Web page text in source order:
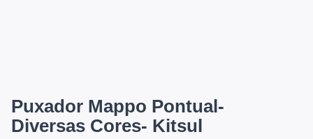
Puxador Mappo Pontual-
Diversas Cores- Kitsul